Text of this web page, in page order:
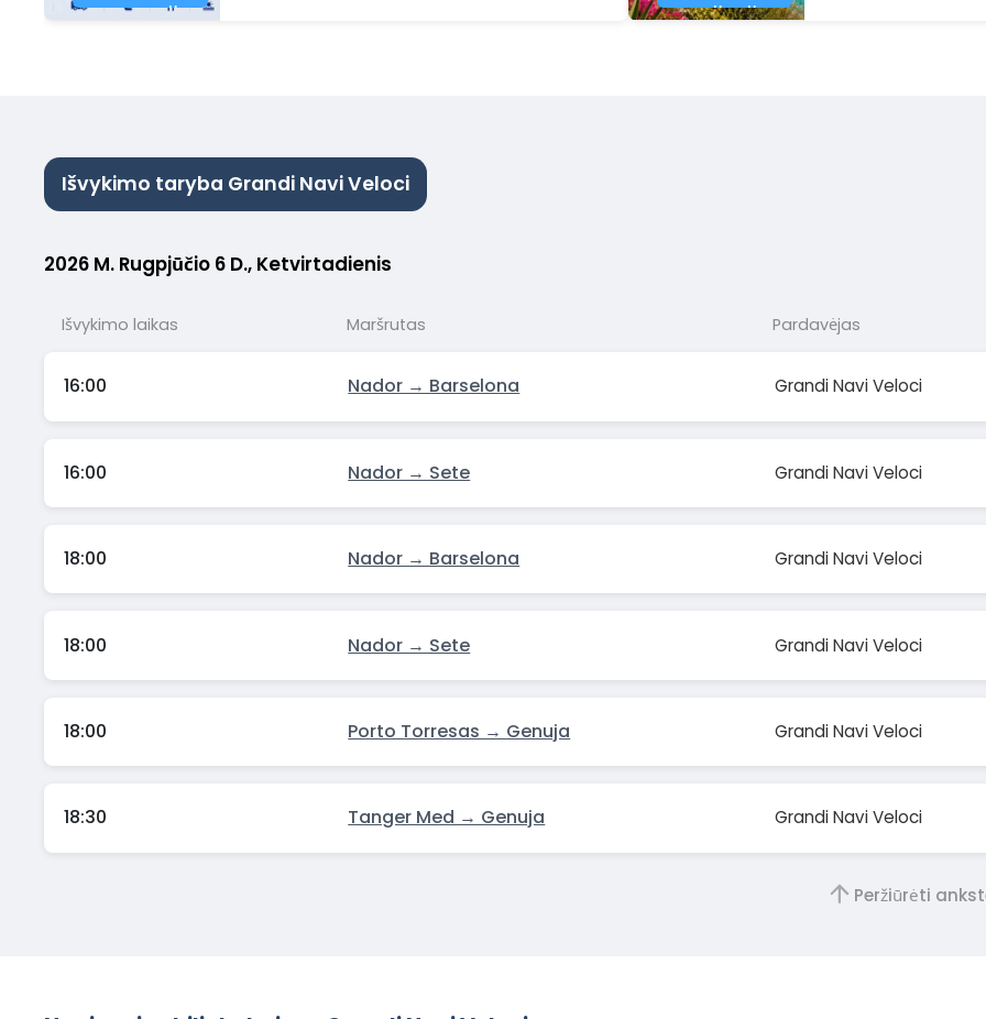
ANNABA KELTŲ
BALEARŲ SALŲ
Išvykimo taryba Grandi Navi Veloci
2026 M. Rugpjūčio 6 D., Ketvirtadienis
Išvykimo laikas Maršrutas Pardavėjas
16:00 Nador → Barselona Grandi Navi Veloci
16:00 Nador → Sete Grandi Navi Veloci
18:00 Nador → Barselona Grandi Navi Veloci
18:00 Nador → Sete Grandi Navi Veloci
18:00 Porto Torresas → Genuja Grandi Navi Veloci
18:30 Tanger Med → Genuja Grandi Navi Veloci
Peržiūrėti